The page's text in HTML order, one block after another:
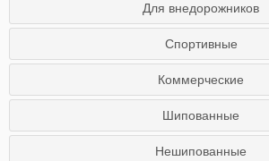
Для внедорожников
Спортивные
Коммерческие
Шипованные
Нешипованные